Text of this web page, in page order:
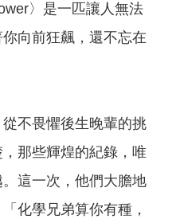
〉是一匹讓人無法
向前狂飆，還不忘在
不畏懼後生晚輩的挑
那些輝煌的紀錄，唯
這一次，他們大膽地
化學兄弟算你有種，